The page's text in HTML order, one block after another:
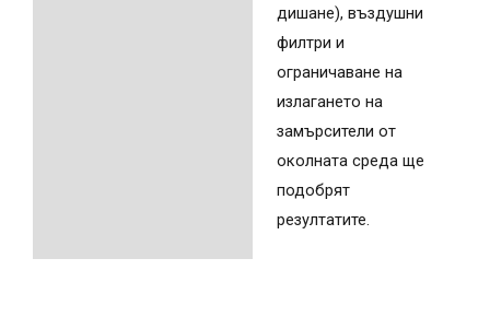
дишане), въздушни
филтри и
ограничаване на
излагането на
замърсители от
околната среда ще
подобрят
резултатите.